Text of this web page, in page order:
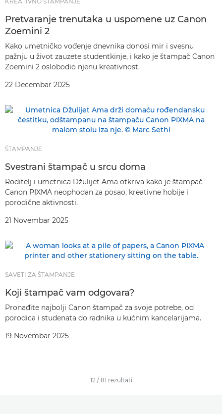
Pretvaranje trenutaka u uspomene uz Canon
Zoemini 2
Kako umetničko vođenje dnevnika donosi mir i svesnu
pažnju u život zauzete studentkinje, i kako je štampač Canon
Zoemini 2 oslobodio njenu kreativnost.
22 Decembar 2025
ŠTAMPANJE
Svestrani štampač u srcu doma
Roditelj i umetnica Džulijet Ama otkriva kako je štampač
Canon PIXMA neophodan za posao, kreativne hobije i
porodične aktivnosti.
21 Novembar 2025
SAVETI ZA ŠTAMPANJE
Koji štampač vam odgovara?
Pronađite najbolji Canon štampač za svoje potrebe, od
porodica i studenata do radnika u kućnim kancelarijama.
19 Novembar 2025
12 / 81 rezultati